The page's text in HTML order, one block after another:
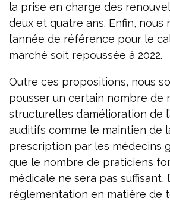
la prise en charge des
deux et quatre ans. Enfin, nous
l’année de référence pour le
marché soit repoussée à 2022.
Outre ces propositions, nous
pousser un certain nombre de
structurelles d’amélioration de
auditifs comme le maintien de
prescription par les médecins
que le nombre de praticiens
médicale ne sera pas suffisant,
réglementation en matière de